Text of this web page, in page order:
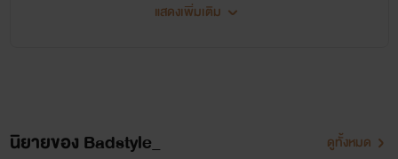
ห้ามลอกเลียนหรือดัดแปลงเนื้อหาในนิยายเรื่องนี้ หาก
แสดงเพิ่มเติม
นิยายของ Badstyle_ ดูทั้งหมด